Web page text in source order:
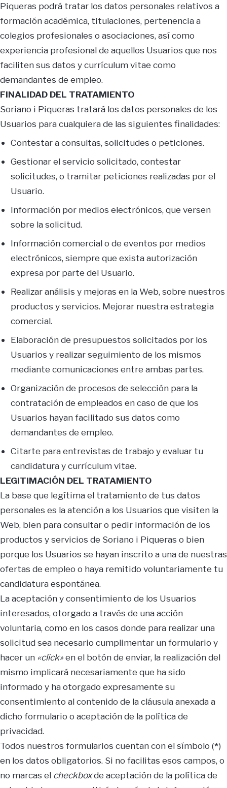
Piqueras podrá tratar los datos personales relativos a
formación académica, titulaciones, pertenencia a
colegios profesionales o asociaciones, así como
experiencia profesional de aquellos Usuarios que nos
faciliten sus datos y currículum vitae como
demandantes de empleo.
FINALIDAD DEL TRATAMIENTO
Soriano i Piqueras tratará los datos personales de los
Usuarios para cualquiera de las siguientes finalidades:
Contestar a consultas, solicitudes o peticiones.
Gestionar el servicio solicitado, contestar
solicitudes, o tramitar peticiones realizadas por el
Usuario.
Información por medios electrónicos, que versen
sobre la solicitud.
Información comercial o de eventos por medios
electrónicos, siempre que exista autorización
expresa por parte del Usuario.
Realizar análisis y mejoras en la Web, sobre nuestros
productos y servicios. Mejorar nuestra estrategia
comercial.
Elaboración de presupuestos solicitados por los
Usuarios y realizar seguimiento de los mismos
mediante comunicaciones entre ambas partes.
Organización de procesos de selección para la
contratación de empleados en caso de que los
Usuarios hayan facilitado sus datos como
demandantes de empleo.
Citarte para entrevistas de trabajo y evaluar tu
candidatura y currículum vitae.
LEGITIMACIÓN DEL TRATAMIENTO
La base que legítima el tratamiento de tus datos
personales es la atención a los Usuarios que visiten la
Web, bien para consultar o pedir información de los
productos y servicios de Soriano i Piqueras o bien
porque los Usuarios se hayan inscrito a una de nuestras
ofertas de empleo o haya remitido voluntariamente tu
candidatura espontánea.
La aceptación y consentimiento de los Usuarios
interesados, otorgado a través de una acción
voluntaria, como en los casos donde para realizar una
solicitud sea necesario cumplimentar un formulario y
hacer un «click»en el botón de enviar, la realización del
mismo implicará necesariamente que ha sido
informado y ha otorgado expresamente su
consentimiento al contenido de la cláusula anexada a
dicho formulario o aceptación de la política de
privacidad.
Todos nuestros formularios cuentan con el símbolo (*)
en los datos obligatorios. Si no facilitas esos campos, o
no marcas el checkboxde aceptación de la política de